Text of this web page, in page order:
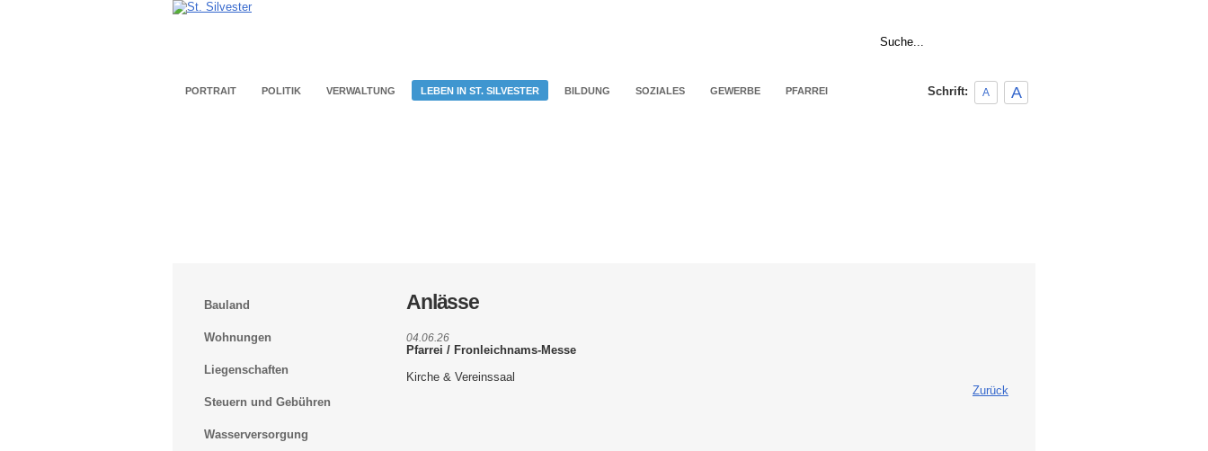
PORTRAIT POLITIK VERWALTUNG LEBEN IN ST. SILVESTER BILDUNG SOZIALES GEWERBE PFARREI Schrift: A A
Bauland
Wohnungen
Liegenschaften
Steuern und Gebühren
Wasserversorgung
Anlässe
04.06.26
Pfarrei / Fronleichnams-Messe
Kirche & Vereinssaal
Zurück